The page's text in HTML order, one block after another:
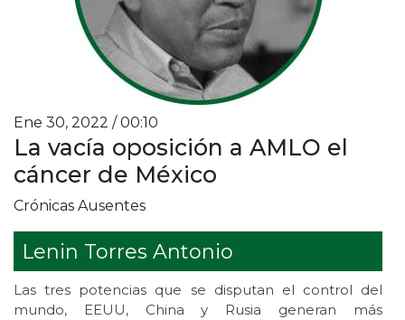
Ene 30, 2022 / 00:10
La vacía oposición a AMLO el
cáncer de México
Crónicas Ausentes
Lenin Torres Antonio
Las tres potencias que se disputan el control del
mundo, EEUU, China y Rusia generan más